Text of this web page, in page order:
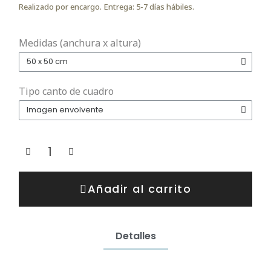
Realizado por encargo. Entrega: 5-7 días hábiles.
Medidas (anchura x altura)
Tipo canto de cuadro
Añadir al carrito
Detalles